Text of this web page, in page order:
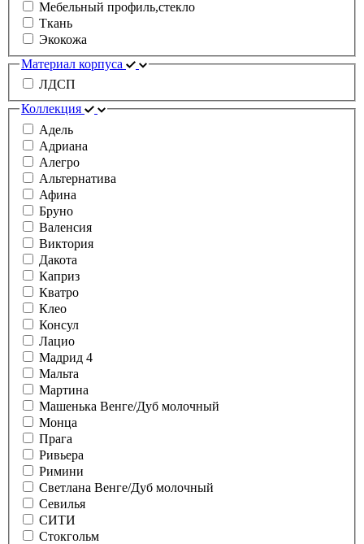
Мебельный профиль,стекло
Ткань
Экокожа
Материал корпуса
ЛДСП
Коллекция
Адель
Адриана
Алегро
Альтернатива
Афина
Бруно
Валенсия
Виктория
Дакота
Каприз
Кватро
Клео
Консул
Лацио
Мадрид 4
Мальта
Мартина
Машенька Венге/Дуб молочный
Монца
Прага
Ривьера
Римини
Светлана Венге/Дуб молочный
Севилья
СИТИ
Стокгольм